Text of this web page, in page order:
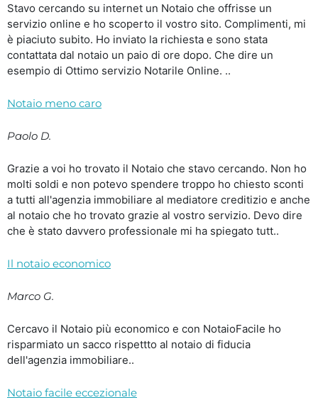
Stavo cercando su internet un Notaio che offrisse un
servizio online e ho scoperto il vostro sito. Complimenti, mi
è piaciuto subito. Ho inviato la richiesta e sono stata
contattata dal notaio un paio di ore dopo. Che dire un
esempio di Ottimo servizio Notarile Online. ..
Notaio meno caro
Paolo D.
Grazie a voi ho trovato il Notaio che stavo cercando. Non ho
molti soldi e non potevo spendere troppo ho chiesto sconti
a tutti all'agenzia immobiliare al mediatore creditizio e anche
al notaio che ho trovato grazie al vostro servizio. Devo dire
che è stato davvero professionale mi ha spiegato tutt..
Il notaio economico
Marco G.
Cercavo il Notaio più economico e con NotaioFacile ho
risparmiato un sacco rispettto al notaio di fiducia
dell'agenzia immobiliare..
Notaio facile eccezionale